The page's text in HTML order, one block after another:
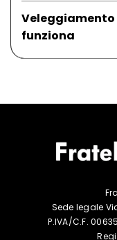
Veleggiamento
funziona
Sede legale
P.IVA/C.F.